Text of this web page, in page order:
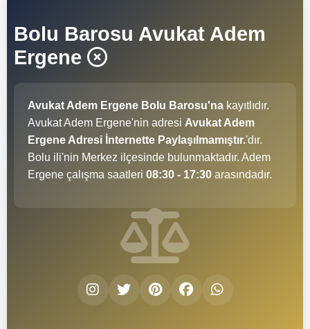
Bolu Barosu Avukat Adem
Ergene
Avukat Adem Ergene Bolu Barosu'na kayıtlıdır.
Avukat Adem Ergene'nin adresi Avukat Adem
Ergene Adresi İnternette Paylaşılmamıştır.'dır.
Bolu ili'nin Merkez ilçesinde bulunmaktadır. Adem
Ergene çalışma saatleri 08:30 - 17:30 arasındadır.